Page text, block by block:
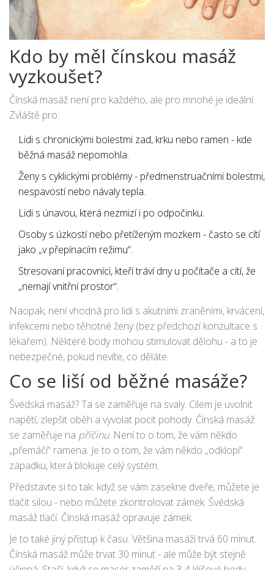
Kdo by měl čínskou masáž
vyzkoušet?
Čínská masáž není pro každého, ale pro mnohé je ideální.
Zvláště pro:
Lidi s chronickými bolestmi zad, krku nebo ramen - kde
běžná masáž nepomohla.
Ženy s cyklickými problémy - předmenstruačními bolestmi,
nespavostí nebo návaly tepla.
Lidi s únavou, která nezmizí i po odpočinku.
Osoby s úzkostí nebo přetíženým mozkem - často se cítí
jako „v přepínacím režimu“.
Stresovaní pracovníci, kteří tráví dny u počítače a cítí, že
„nemají vnitřní prostor“.
Naopak, není vhodná pro lidi s akutními zraněními, krvácení,
infekcemi nebo těhotné ženy (bez předchozí konzultace s
lékařem). Některé body mohou stimulovat dělohu - a to je
nebezpečné, pokud nevíte, co děláte.
Co se liší od běžné masáže?
Švédská masáž? Ta se zaměřuje na svaly. Cílem je uvolnit
napětí, zlepšit oběh a vyvolat pocit pohody. Čínská masáž
se zaměřuje na příčinu. Není to o tom, že vám někdo
„přemáčí“ ramena. Je to o tom, že vám někdo „odklopí“
západku, která blokuje celý systém.
Představte si to tak: když se vám zasekne dveře, můžete je
tlačit silou - nebo můžete zkontrolovat zámek. Švédská
masáž tlačí. Čínská masáž opravuje zámek.
Je to také jiný přístup k času. Většina masáží trvá 60 minut.
Čínská masáž může trvat 30 minut - ale může být stejně